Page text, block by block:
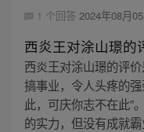
1 个回答 2024年08月
西炎王对涂山璟的
西炎王对涂山璟的评
搞事业，令人头疼的
此，可庆你志不在此”
的实力，但没有成就